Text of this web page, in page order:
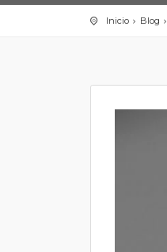
Inicio Blog